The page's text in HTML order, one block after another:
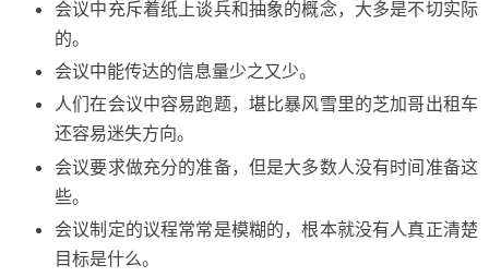
会议中充斥着纸上谈兵和抽象的概念，大多是不切实际
的。
会议中能传达的信息量少之又少。
人们在会议中容易跑题，堪比暴风雪里的芝加哥出租车
还容易迷失方向。
会议要求做充分的准备，但是大多数人没有时间准备这
些。
会议制定的议程常常是模糊的，根本就没有人真正清楚
目标是什么。